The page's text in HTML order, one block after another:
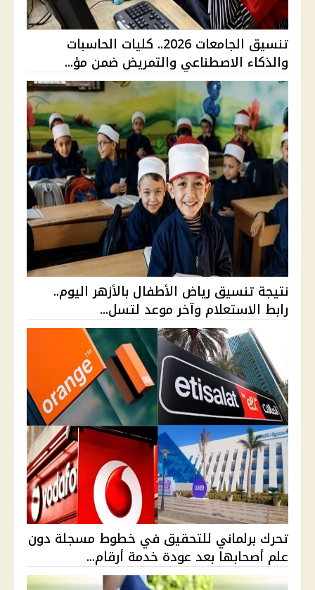
تنسيق الجامعات 2026.. كليات الحاسبات
والذكاء الاصطناعي والتمريض ضمن مؤ...
نتيجة تنسيق رياض الأطفال بالأزهر اليوم..
رابط الاستعلام وآخر موعد لتسل...
تحرك برلماني للتحقيق في خطوط مسجلة دون
علم أصحابها بعد عودة خدمة أرقام...